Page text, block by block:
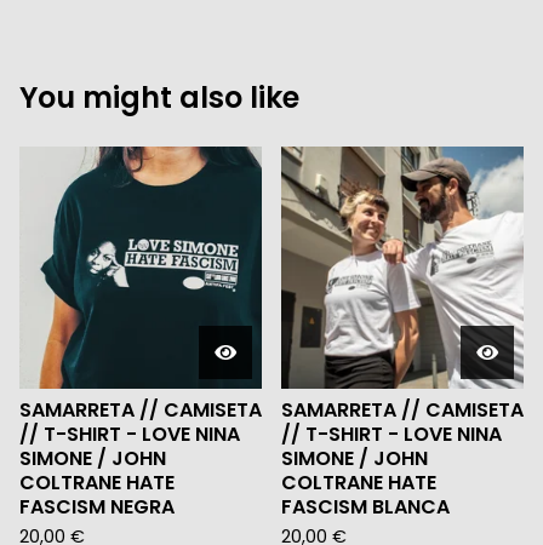
You might also like
SAMARRETA // CAMISETA
// T-SHIRT - LOVE NINA
SIMONE / JOHN
COLTRANE HATE
FASCISM NEGRA
20,00 €
SAMARRETA // CAMISETA
// T-SHIRT - LOVE NINA
SIMONE / JOHN
COLTRANE HATE
FASCISM BLANCA
20,00 €